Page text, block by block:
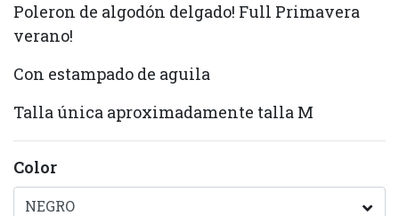
Poleron de algodón delgado! Full Primavera
verano!
Con estampado de aguila
Talla única aproximadamente talla M
Color